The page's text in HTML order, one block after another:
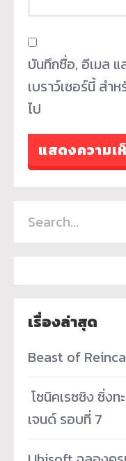
บันทึกชื่อ, อีเมล
เบราว์เซอร์นี้ สำ
ไป
เรื่องล่าสุด
Beast of
โซนิคเรซซิง ซิ่ง
เจนด์ รอบที่ 7